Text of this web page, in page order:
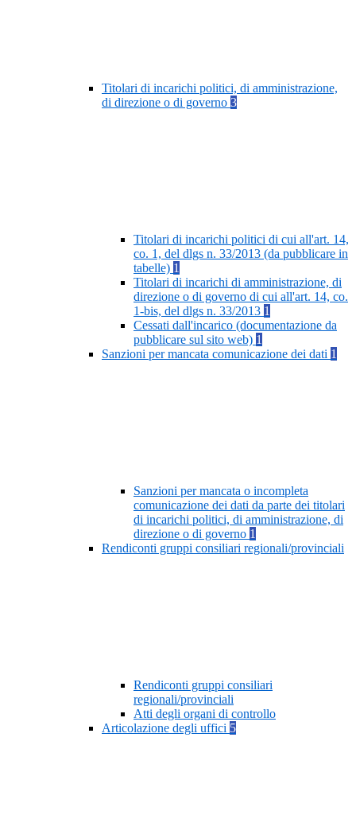
Titolari di incarichi politici, di amministrazione,
di direzione o di governo 3
Titolari di incarichi politici di cui all'art. 14,
co. 1, del dlgs n. 33/2013 (da pubblicare in
tabelle) 1
Titolari di incarichi di amministrazione, di
direzione o di governo di cui all'art. 14, co.
1-bis, del dlgs n. 33/2013 1
Cessati dall'incarico (documentazione da
pubblicare sul sito web) 1
Sanzioni per mancata comunicazione dei dati 1
Sanzioni per mancata o incompleta
comunicazione dei dati da parte dei titolari
di incarichi politici, di amministrazione, di
direzione o di governo 1
Rendiconti gruppi consiliari regionali/provinciali
Rendiconti gruppi consiliari
regionali/provinciali
Atti degli organi di controllo
Articolazione degli uffici 5